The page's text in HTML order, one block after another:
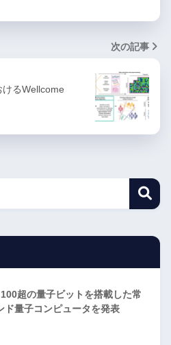
次の記事
るWellcome
超の量子ビットを搭載した常
ド量子コンピュータを発表